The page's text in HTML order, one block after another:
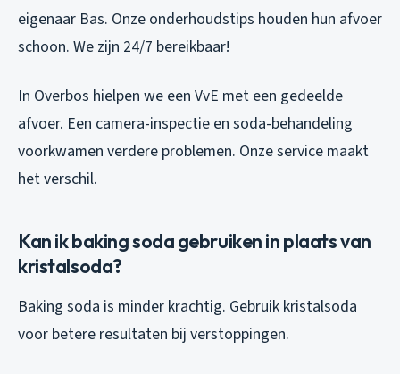
eigenaar Bas. Onze onderhoudstips houden hun afvoer
schoon. We zijn 24/7 bereikbaar!
In Overbos hielpen we een VvE met een gedeelde
afvoer. Een camera-inspectie en soda-behandeling
voorkwamen verdere problemen. Onze service maakt
het verschil.
Kan ik baking soda gebruiken in plaats van
kristalsoda?
Baking soda is minder krachtig. Gebruik kristalsoda
voor betere resultaten bij verstoppingen.